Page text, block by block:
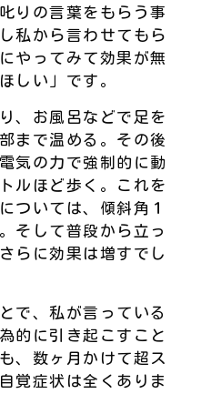
りの言葉をもらう事
私から言わせてもら
やってみて効果が無
しい」です。
、お風呂などで足を
まで温める。その後
気の力で強制的に動
ルほど歩く。これを
ついては、傾斜角１
そして普段から立っ
らに効果は増すでし
で、私が言っている
的に引き起こすこと
、数ヶ月かけて超ス
覚症状は全くありま